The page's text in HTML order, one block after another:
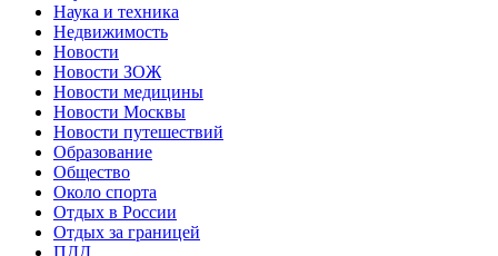
Наука и техника
Недвижимость
Новости
Новости ЗОЖ
Новости медицины
Новости Москвы
Новости путешествий
Образование
Общество
Около спорта
Отдых в России
Отдых за границей
ПДД